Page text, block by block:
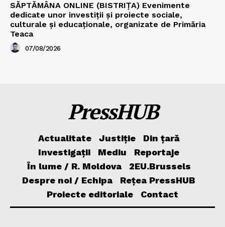
SĂPTĂMÂNA ONLINE (BISTRIȚA) Evenimente
dedicate unor investiții și proiecte sociale,
culturale și educaționale, organizate de Primăria
Teaca
07/08/2026
PressHUB
Actualitate Justiție
Din țară
Investigații
Mediu
Reportaje
În lume / R. Moldova
2EU.Brussels
Despre noi / Echipa
Rețea PressHUB
Proiecte editoriale
Contact